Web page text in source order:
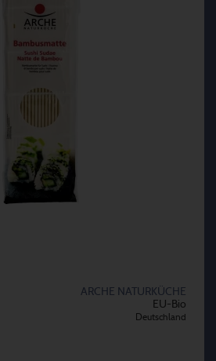
ARCHE NATURKÜCHE
EU-Bio
Deutschland